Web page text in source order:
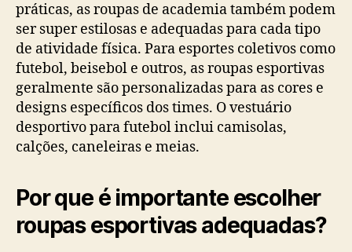
práticas, as roupas de academia também podem
ser super estilosas e adequadas para cada tipo
de atividade física. Para esportes coletivos como
futebol, beisebol e outros, as roupas esportivas
geralmente são personalizadas para as cores e
designs específicos dos times. O vestuário
desportivo para futebol inclui camisolas,
calções, caneleiras e meias.
Por que é importante escolher
roupas esportivas adequadas?